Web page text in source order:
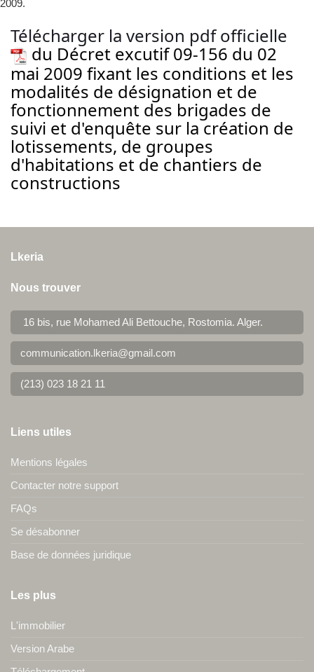
2009.
Télécharger la version pdf officielle
du Décret excutif 09-156 du 02
mai 2009 fixant les conditions et les
modalités de désignation et de
fonctionnement des brigades de
suivi et d'enquête sur la création de
lotissements, de groupes
d'habitations et de chantiers de
constructions
Lkeria
Nous trouver
16 bis, rue Mohamed Ali Bettouche, Rostomia. Alger.
communication.lkeria@gmail.com
(213) 023 18 21 11
Liens utiles
Mentions légales
Contacter notre support
FAQs
Se désabonner
Base de données juridique
Les plus
L'immobilier
Version Arabe